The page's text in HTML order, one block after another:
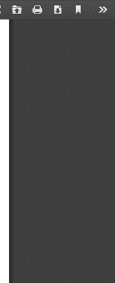
Open Print Download
Current